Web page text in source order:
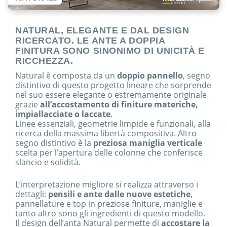
NATURAL, ELEGANTE E DAL DESIGN
RICERCATO. LE ANTE A DOPPIA
FINITURA SONO SINONIMO DI UNICITÀ E
RICCHEZZA.
Natural è composta da un doppio pannello, segno
distintivo di questo progetto lineare che sorprende
nel suo essere elegante o estremamente originale
grazie all’accostamento di finiture materiche,
impiallacciate o laccate.
Linee essenziali, geometrie limpide e funzionali, alla
ricerca della massima libertà compositiva. Altro
segno distintivo è la preziosa maniglia verticale
scelta per l’apertura delle colonne che conferisce
slancio e solidità.
L’interpretazione migliore si realizza attraverso i
dettagli: pensili e ante dalle nuove estetiche,
pannellature e top in preziose finiture, maniglie e
tanto altro sono gli ingredienti di questo modello.
Il design dell’anta Natural permette di accostare la